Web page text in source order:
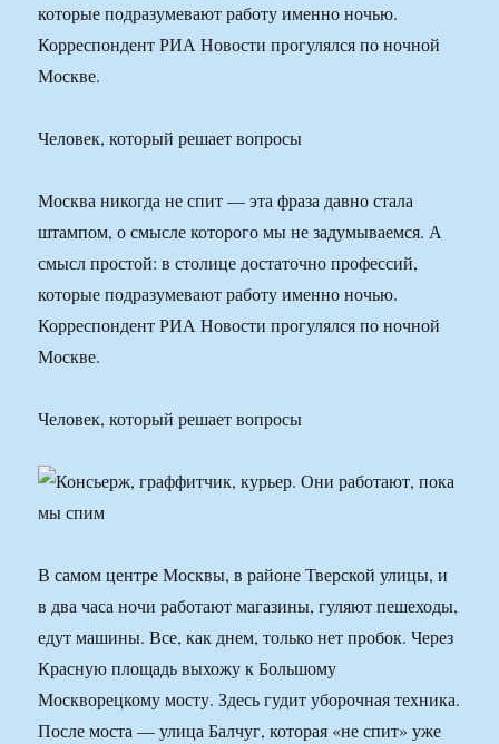
которые подразумевают работу именно ночью.
Корреспондент РИА Новости прогулялся по ночной
Москве.
Человек, который решает вопросы
Москва никогда не спит — эта фраза давно стала
штампом, о смысле которого мы не задумываемся. А
смысл простой: в столице достаточно профессий,
которые подразумевают работу именно ночью.
Корреспондент РИА Новости прогулялся по ночной
Москве.
Человек, который решает вопросы
В самом центре Москвы, в районе Тверской улицы, и
в два часа ночи работают магазины, гуляют пешеходы,
едут машины. Все, как днем, только нет пробок. Через
Красную площадь выхожу к Большому
Москворецкому мосту. Здесь гудит уборочная техника.
После моста — улица Балчуг, которая «не спит» уже